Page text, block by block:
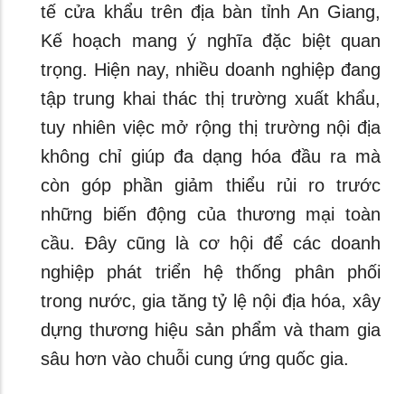
tế cửa khẩu trên địa bàn tỉnh An Giang,
Kế hoạch mang ý nghĩa đặc biệt quan
trọng. Hiện nay, nhiều doanh nghiệp đang
tập trung khai thác thị trường xuất khẩu,
tuy nhiên việc mở rộng thị trường nội địa
không chỉ giúp đa dạng hóa đầu ra mà
còn góp phần giảm thiểu rủi ro trước
những biến động của thương mại toàn
cầu. Đây cũng là cơ hội để các doanh
nghiệp phát triển hệ thống phân phối
trong nước, gia tăng tỷ lệ nội địa hóa, xây
dựng thương hiệu sản phẩm và tham gia
sâu hơn vào chuỗi cung ứng quốc gia.